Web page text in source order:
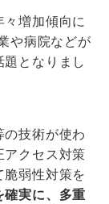
増加傾向に
や病院などが
となりまし
技術が使わ
クセス対策
弱性対策を
確実に、多重